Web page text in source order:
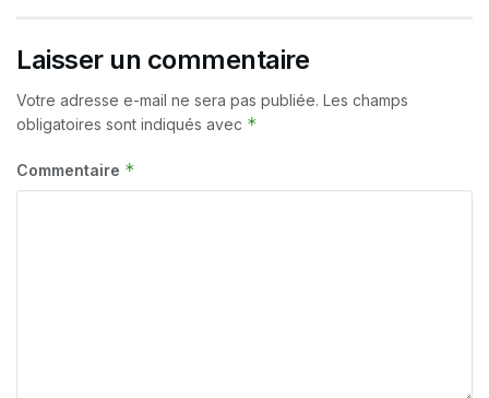
Laisser un commentaire
Votre adresse e-mail ne sera pas publiée. Les champs
obligatoires sont indiqués avec *
Commentaire *